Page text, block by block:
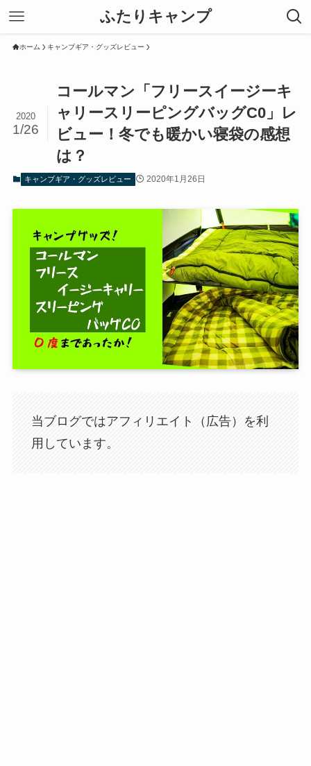
ふたりキャンプ
ホーム キャンブギア・グッズレビュー
コールマン「フリースイージーキ
ャリースリーピングバッグC0」レ
ビュー！冬でも暖かい寝袋の感想
は？
2020
1/26
キャンブギア・グッズレビュー 2020年1月26日
当ブログではアフィリエイト（広告）を利
用しています。